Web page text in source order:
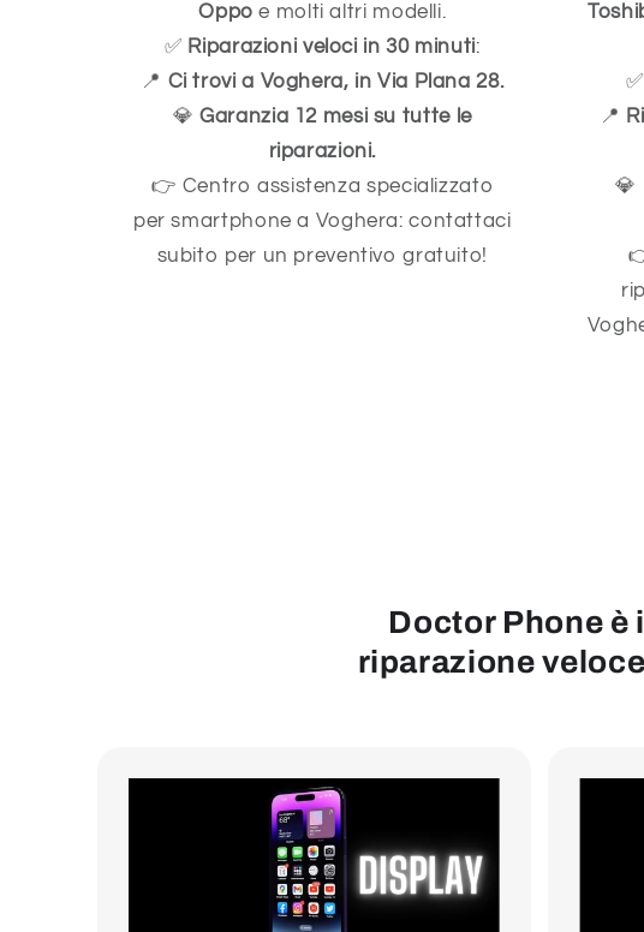
Oppo e molti altri modelli.
✅ Riparazioni veloci in 30 minuti:
📍 Ci trovi a Voghera, in Via Plana 28.
💎Garanzia 12 mesi su tutte le
riparazioni.
👉 Centro assistenza specializzato
per smartphone a Voghera: contattaci
subito per un preventivo gratuito!
✅
📍
💎
Doctor Phone è
riparazione